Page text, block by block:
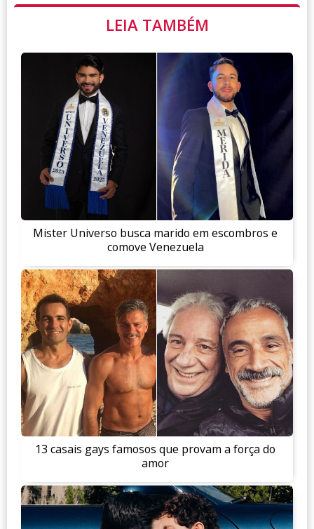
LEIA TAMBÉM
Mister Universo busca marido em escombros e
comove Venezuela
13 casais gays famosos que provam a força do
amor